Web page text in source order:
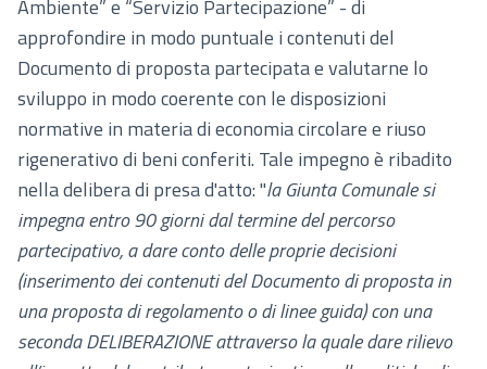
Ambiente” e “Servizio Partecipazione” - di
approfondire in modo puntuale i contenuti del
Documento di proposta partecipata e valutarne lo
sviluppo in modo coerente con le disposizioni
normative in materia di economia circolare e riuso
rigenerativo di beni conferiti. Tale impegno è ribadito
nella delibera di presa d'atto: "la Giunta Comunale si
impegna entro 90 giorni dal termine del percorso
partecipativo, a dare conto delle proprie decisioni
(inserimento dei contenuti del Documento di proposta in
una proposta di regolamento o di linee guida) con una
seconda DELIBERAZIONE attraverso la quale dare rilievo